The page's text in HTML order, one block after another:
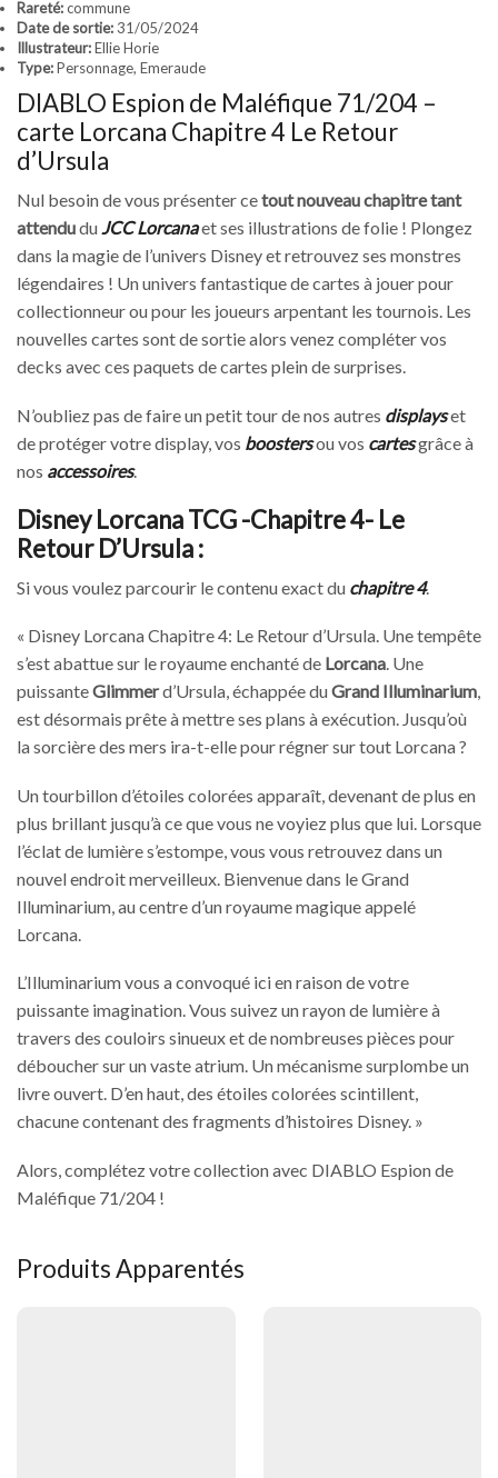
Rareté:commune
Date de sortie: 31/05/2024
Illustrateur:Ellie Horie
Type:Personnage, Emeraude
DIABLO Espion de Maléfique 71/204 –
carte Lorcana Chapitre 4 Le Retour
d’Ursula
Nul besoin de vous présenter cetout nouveau chapitre tant
attenduduJCC Lorcanaet ses illustrations de folie ! Plongez
dans la magie de l’univers Disney et retrouvez ses monstres
légendaires ! Un univers fantastique de cartes à jouer pour
collectionneur ou pour les joueurs arpentant les tournois. Les
nouvelles cartes sont de sortie alors venez compléter vos
decks avec ces paquets de cartes plein de surprises.
N’oubliez pas de faire un petit tour de nos autres displayset
de protéger votre display, vos boostersou vos cartesgrâce à
nos accessoires.
Disney Lorcana TCG -Chapitre 4- Le
Retour D’Ursula :
Si vous voulez parcourir le contenu exact du chapitre 4.
« Disney Lorcana Chapitre 4: Le Retour d’Ursula. Une tempête
s’est abattue sur le royaume enchanté de Lorcana. Une
puissanteGlimmerd’Ursula, échappée duGrand Illuminarium,
est désormais prête à mettre ses plans à exécution. Jusqu’où
la sorcière des mers ira-t-elle pour régner sur tout Lorcana ?
Un tourbillon d’étoiles colorées apparaît, devenant de plus en
plus brillant jusqu’à ce que vous ne voyiez plus que lui. Lorsque
l’éclat de lumière s’estompe, vous vous retrouvez dans un
nouvel endroit merveilleux. Bienvenue dans le Grand
Illuminarium, au centre d’un royaume magique appelé
Lorcana.
L’Illuminarium vous a convoqué ici en raison de votre
puissante imagination. Vous suivez un rayon de lumière à
travers des couloirs sinueux et de nombreuses pièces pour
déboucher sur un vaste atrium. Un mécanisme surplombe un
livre ouvert. D’en haut, des étoiles colorées scintillent,
chacune contenant des fragments d’histoires Disney. »
Alors, complétez votre collection avec DIABLO Espion de
Maléfique 71/204 !
Produits Apparentés